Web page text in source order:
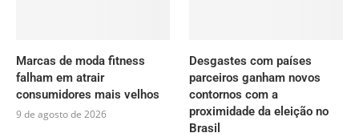
Marcas de moda fitness
falham em atrair
consumidores mais velhos
9 de agosto de 2026
Desgastes com países
parceiros ganham novos
contornos com a
proximidade da eleição no
Brasil